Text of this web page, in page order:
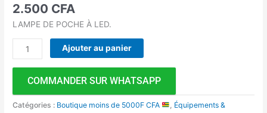
2.500 CFA
LAMPE DE POCHE À LED.
Ajouter au panier
COMMANDER SUR WHATSAPP
Catégories : Boutique moins de 5000F CFA , Équipements &